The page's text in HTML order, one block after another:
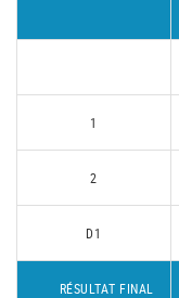
1
2
D1
RÉSULTAT FINAL